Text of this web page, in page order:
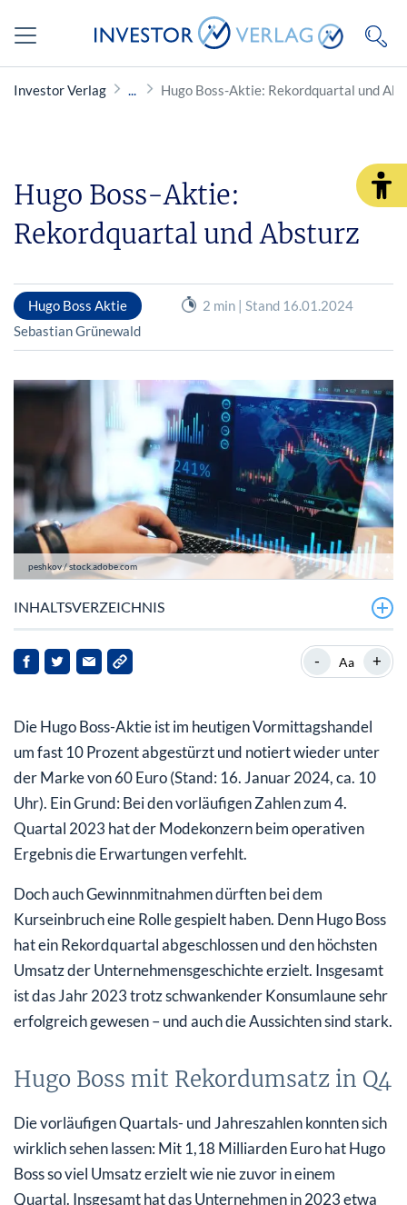
Investor Verlag Hugo Boss-Aktie: Rekordquartal und
Hugo Boss-Aktie:
Rekordquartal und Absturz
Hugo Boss Aktie
2 min | Stand 16.01.2024
Sebastian Grünewald
peshkov / stock.adobe.com
INHALTSVERZEICHNIS
Hugo Boss mit Rekordumsatz in Q4
- Aa +
Die Hugo Boss-Aktie ist im heutigen Vormittagshandel
um fast 10 Prozent abgestürzt und notiert wieder unter
der Marke von 60 Euro (Stand: 16. Januar 2024, ca. 10
Uhr). Ein Grund: Bei den vorläufigen Zahlen zum 4.
Quartal 2023 hat der Modekonzern beim operativen
Ergebnis die Erwartungen verfehlt.
Doch auch Gewinnmitnahmen dürften bei dem
Kurseinbruch eine Rolle gespielt haben. Denn Hugo Boss
hat ein Rekordquartal abgeschlossen und den höchsten
Umsatz der Unternehmensgeschichte erzielt. Insgesamt
ist das Jahr 2023 trotz schwankender Konsumlaune sehr
erfolgreich gewesen – und auch die Aussichten sind stark.
Hugo Boss mit Rekordumsatz in Q4
Die vorläufigen Quartals- und Jahreszahlen konnten sich
wirklich sehen lassen: Mit 1,18 Milliarden Euro hat Hugo
Boss so viel Umsatz erzielt wie nie zuvor in einem
Quartal. Insgesamt hat das Unternehmen in 2023 etwa